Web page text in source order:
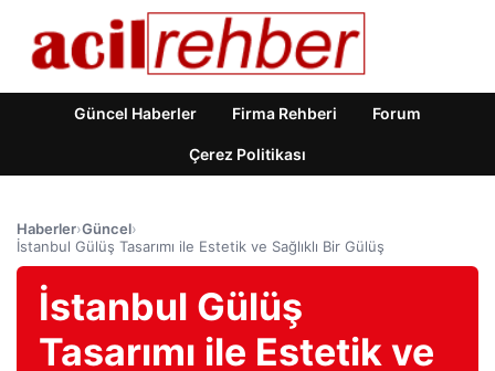
Güncel Haberler Firma Rehberi Forum
Çerez Politikası
Haberler›Güncel›
İstanbul Gülüş Tasarımı ile Estetik ve Sağlıklı Bir Gülüş
İstanbul Gülüş
Tasarımı ile Estetik ve